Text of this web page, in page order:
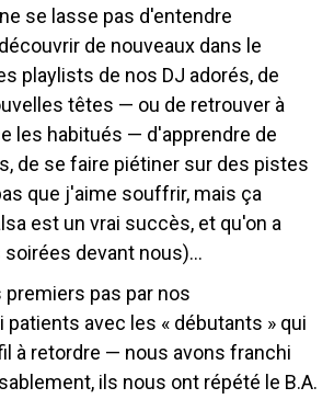
se lasse pas d'entendre
de nouveaux dans le
playlists de nos DJ adorés, de
têtes — ou de retrouver à
les habitués — d'apprendre de
de se faire piétiner sur des pistes
que j'aime souffrir, mais ça
est un vrai succès, et qu'on a
devant nous)...
premiers pas par nos
avec les « débutants » qui
à retordre — nous avons franchi
ils nous ont répété le B.A.